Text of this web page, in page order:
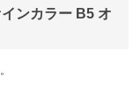
ンカラー B5 オ